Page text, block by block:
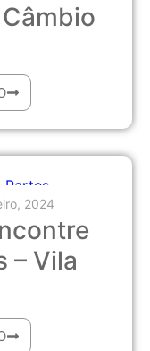
2024
– Vila